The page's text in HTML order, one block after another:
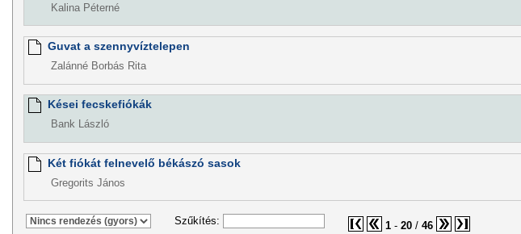
Kalina Péterné
Guvat a szennyvíztelepen
Zalánné Borbás Rita
Kései fecskefiókák
Bank László
Két fiókát felnevelő békászó sasok
Gregorits János
Szűkítés: 1- 20/ 46